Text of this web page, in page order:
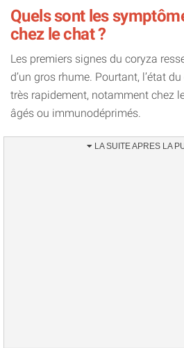
Quels sont les
chez le chat ?
Les premiers signes du coryza
d’un gros rhume. Pourtant, l’état
très rapidement, notamment chez
âgés ou immunodéprimés.